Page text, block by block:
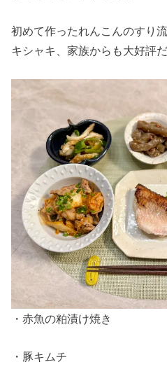
初めて作ったれんこんのすり
キシャキ、家族からも大好評
・赤魚の粕漬け焼き
・豚キムチ